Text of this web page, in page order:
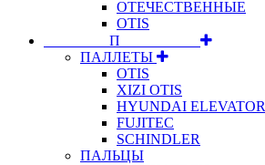
ОТЕЧЕСТВЕННЫЕ
OTIS
⠀⠀⠀⠀⠀⠀П⠀⠀⠀⠀⠀⠀⠀
ПАЛЛЕТЫ
OTIS
XIZI OTIS
HYUNDAI ELEVATOR
FUJITEC
SCHINDLER
ПАЛЬЦЫ